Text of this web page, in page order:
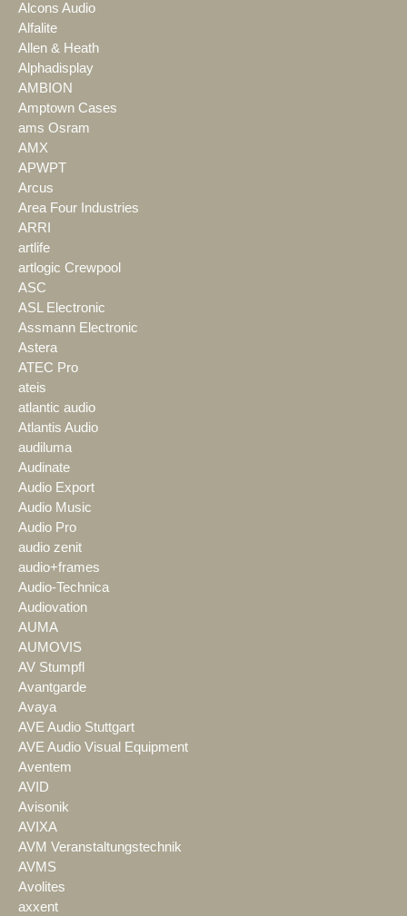
Alcons Audio
Alfalite
Allen & Heath
Alphadisplay
AMBION
Amptown Cases
ams Osram
AMX
APWPT
Arcus
Area Four Industries
ARRI
artlife
artlogic Crewpool
ASC
ASL Electronic
Assmann Electronic
Astera
ATEC Pro
ateis
atlantic audio
Atlantis Audio
audiluma
Audinate
Audio Export
Audio Music
Audio Pro
audio zenit
audio+frames
Audio-Technica
Audiovation
AUMA
AUMOVIS
AV Stumpfl
Avantgarde
Avaya
AVE Audio Stuttgart
AVE Audio Visual Equipment
Aventem
AVID
Avisonik
AVIXA
AVM Veranstaltungstechnik
AVMS
Avolites
axxent